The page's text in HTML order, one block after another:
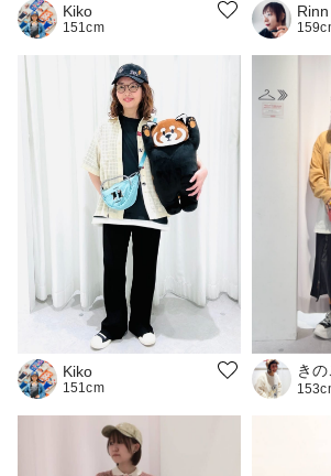
Kiko
151cm
Rinn
Kiko
151cm
きの